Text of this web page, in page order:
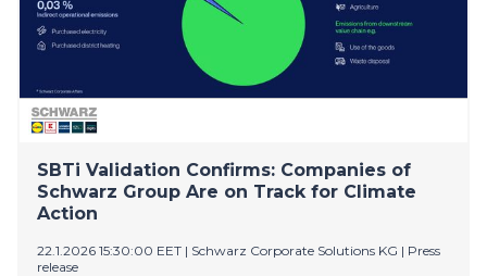
SBTi Validation Confirms: Companies of
Schwarz Group Are on Track for Climate
Action
22.1.2026 15:30:00 EET | Schwarz Corporate Solutions KG | Press
release